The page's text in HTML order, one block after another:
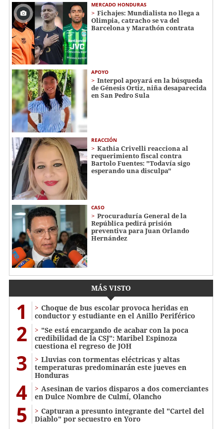
MERCADO HONDURAS
Fichajes: Mundialista no llega a
Olimpia, catracho se va del
Barcelona y Marathón contrata
APOYO
Interpol apoyará en la búsqueda
de Génesis Ortiz, niña desaparecida
en San Pedro Sula
REACCIÓN
Kathia Crivelli reacciona al
requerimiento fiscal contra
Bartolo Fuentes: "Todavía sigo
esperando una disculpa"
CASO
Procuraduría General de la
República pedirá prisión
preventiva para Juan Orlando
Hernández
MÁS VISTO
1
Choque de bus escolar provoca heridas en
conductor y estudiante en el Anillo Periférico
2
"Se está encargando de acabar con la poca
credibilidad de la CSJ": Maribel Espinoza
cuestiona el regreso de JOH
3
Lluvias con tormentas eléctricas y altas
temperaturas predominarán este jueves en
Honduras
4
Asesinan de varios disparos a dos comerciantes
en Dulce Nombre de Culmí, Olancho
5
Capturan a presunto integrante del "Cartel del
Diablo" por secuestro en Yoro